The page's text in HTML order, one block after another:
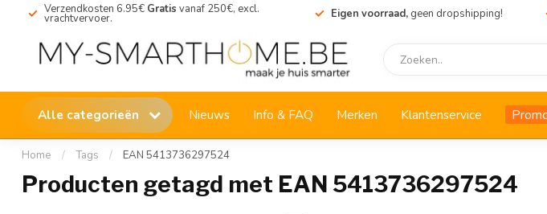
Verzendkosten 6.95€ Gratis vanaf 250€, excl.
vrachtvervoer. Eigen voorraad, geen dropshipping!
Alle categorieën Nieuws Info & FAQ Merken Klantenservice
Home / Tags / EAN 5413736297524
Producten getagd met EAN 5413736297524